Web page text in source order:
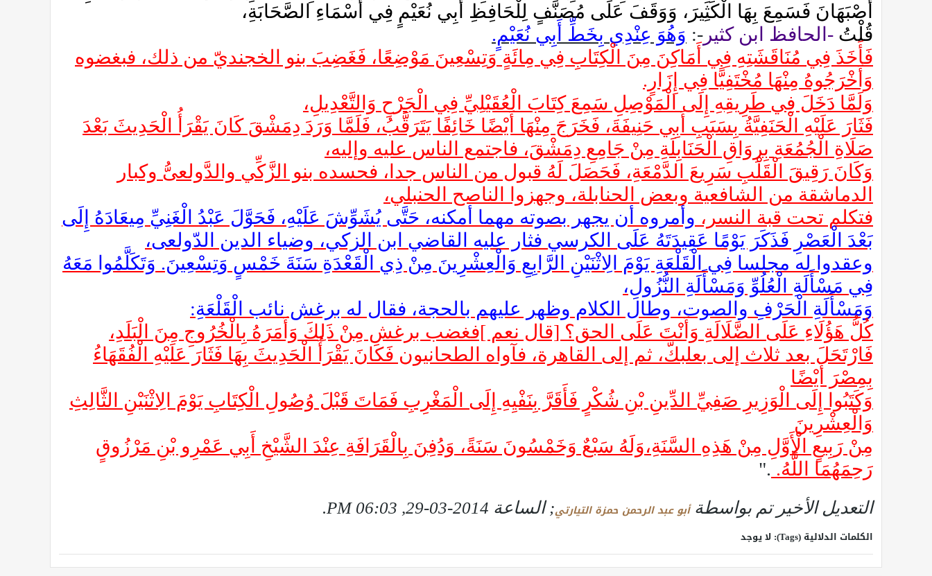
أَصْبَهَانَ فَسَمِعَ بِهَا الْكَثِيرَ، وَوَقَفَ عَلَى مُصَنَّفٍ لِلْحَافِظِ أَبِي نُعَيْمٍ فِي أَسْمَاءِ الصَّحَابَةِ،
قُلْتُ -الحافظ ابن كثير -: وَهُوَ عِنْدِي بِخَطِّ أَبِي نُعَيْمٍ.
فَأَخَذَ فِي مُنَاقَشَتِهِ فِي أَمَاكِنَ مِنَ الْكِتَابِ فِي مِائَةٍ وَتِسْعِينَ مَوْضِعًا، فَغَضِبَ بنو الخجنديّ من ذلك، فبغضوه
وَأَخْرَجُوهُ مِنْهَا مُخْتَفِيًّا فِي إِزَارٍ.
وَلَمَّا دَخَلَ فِي طَرِيقِهِ إِلَى الْمَوْصِلِ سَمِعَ كِتَابَ الْعُقَيْلِيِّ فِي الْجَرْحِ وَالتَّعْدِيلِ،
فَثَارَ عَلَيْهِ الْحَنَفِيَّةُ بِسَبَبِ أَبِي حَنِيفَةَ، فَخَرَجَ مِنْهَا أَيْضًا خَائِفًا يَتَرَقَّبُ، فَلَمَّا وَرَدَ دِمَشْقَ كَانَ يَقْرَأُ الْحَدِيثَ بَعْدَ
صَلَاةِ الْجُمُعَةِ بِرِوَاقِ الْحَنَابِلَةِ مِنْ جَامِعِ دِمَشْقَ، فاجتمع الناس عليه وإليه،
وَكَانَ رَقِيقَ الْقَلْبِ سَرِيعَ الدَّمْعَةِ، فَحَصَلَ لَهُ قبول من الناس جدا، فحسده بنو الزَّكِّي والدَّولعىُّ وكبار
الدماشقة من الشافعية وبعض الحنابلة، وجهزوا الناصح الحنبلي،
فتكلم تحت قبة النسر، وأمروه أن يجهر بصوته مهما أمكنه، حَتَّى يُشَوِّشَ عَلَيْهِ، فَحَوَّلَ عَبْدُ الْغَنِيِّ مِيعَادَهُ إِلَى
بَعْدَ الْعَصْرِ فَذَكَرَ يَوْمًا عَقِيدَتَهُ عَلَى الكرسي فثار عليه القاضي ابن الزكي، وضياء الدين الدّولعى،
وعقدوا له مجلسا فِي الْقَلْعَةِ يَوْمَ الِاثْنَيْنِ الرَّابِعِ وَالْعِشْرِينَ مِنْ ذِي الْقَعْدَةِ سَنَةَ خَمْسٍ وَتِسْعِينَ. وَتَكَلَّمُوا مَعَهُ
فِي مَسْأَلَةِ الْعُلُوِّ وَمَسْأَلَةِ النُّزُولِ،
وَمَسْأَلَةِ الْحَرْفِ والصوت، وطال الكلام وظهر عليهم بالحجة، فقال له برغش نائب الْقَلْعَةِ:
كُلُّ هَؤُلَاءِ عَلَى الضَّلَالَةِ وَأَنْتَ عَلَى الحق؟ [قال نعم ]فغضب برغش مِنْ ذَلِكَ وَأَمَرَهُ بِالْخُرُوجِ مِنَ الْبَلَدِ،
فَارْتَحَلَ بعد ثلاث إلى بعلبكّ، ثم إلى القاهرة، فآواه الطحانيون فَكَانَ يَقْرَأُ الْحَدِيثَ بِهَا فَثَارَ عَلَيْهِ الْفُقَهَاءُ
بِمِصْرَ أَيْضًا
وَكَتَبُوا إِلَى الْوَزِيرِ صَفِيِّ الدِّينِ بْنِ شُكْرٍ فَأَقَرَّ بِنَفْيِهِ إِلَى الْمَغْرِبِ فَمَاتَ قَبْلَ وُصُولِ الْكِتَابِ يَوْمَ الِاثْنَيْنِ الثَّالِثِ
وَالْعِشْرِينَ
مِنْ رَبِيعٍ الْأَوَّلِ مِنْ هَذِهِ السَّنَةِ،وَلَهُ سَبْعٌ وَخَمْسُونَ سَنَةً، وَدُفِنَ بِالْقَرَافَةِ عِنْدَ الشَّيْخِ أَبِي عَمْرِو بْنِ مَرْزُوقٍ
رَحِمَهُمَا اللَّهُ. ."
التعديل الأخير تم بواسطةأبو عبد الرحمن حمزة التيارتي; الساعة 2014-03-29, 06:03 PM
.
الكلمات الدلالية (Tags): لا يوجد